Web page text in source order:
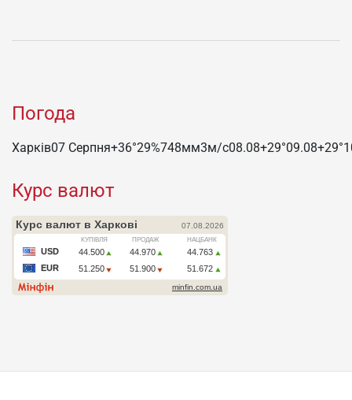
Погода
Харків07 Серпня+36°29%748мм3м/c08.08+29°09.08+29°
Курс валют